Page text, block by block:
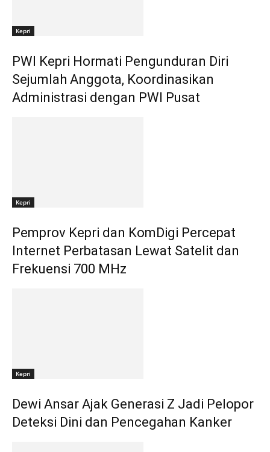
Kepri
PWI Kepri Hormati Pengunduran Diri
Sejumlah Anggota, Koordinasikan
Administrasi dengan PWI Pusat
Kepri
Pemprov Kepri dan KomDigi Percepat
Internet Perbatasan Lewat Satelit dan
Frekuensi 700 MHz
Kepri
Dewi Ansar Ajak Generasi Z Jadi Pelopor
Deteksi Dini dan Pencegahan Kanker